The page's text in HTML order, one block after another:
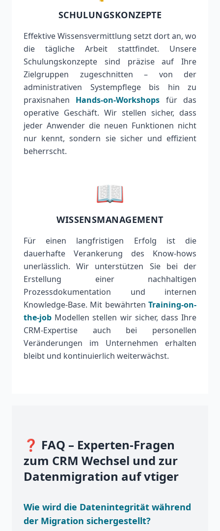
SCHULUNGSKONZEPTE
Effektive Wissensvermittlung setzt dort an, wo
die tägliche Arbeit stattfindet. Unsere
Schulungskonzepte sind präzise auf Ihre
Zielgruppen zugeschnitten – von der
administrativen Systempflege bis hin zu
praxisnahen Hands-on-Workshops für das
operative Geschäft. Wir stellen sicher, dass
jeder Anwender die neuen Funktionen nicht
nur kennt, sondern sie sicher und effizient
beherrscht.
📖
WISSENSMANAGEMENT
Für einen langfristigen Erfolg ist die
dauerhafte Verankerung des Know-hows
unerlässlich. Wir unterstützen Sie bei der
Erstellung einer nachhaltigen
Prozessdokumentation und internen
Knowledge-Base. Mit bewährten Training-on-
the-job Modellen stellen wir sicher, dass Ihre
CRM-Expertise auch bei personellen
Veränderungen im Unternehmen erhalten
bleibt und kontinuierlich weiterwächst.
❓ FAQ – Experten-Fragen
zum CRM Wechsel und zur
Datenmigration auf vtiger
Wie wird die Datenintegrität während
der Migration sichergestellt?